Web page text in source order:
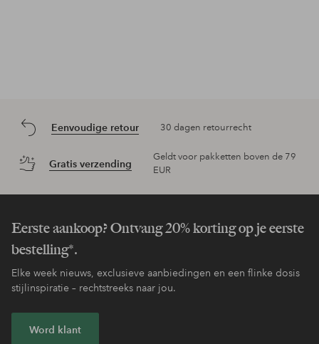
Eenvoudige retour 30 dagen retourrecht
Gratis verzending
Geldt voor pakketten boven de 79
EUR
Eerste aankoop? Ontvang 20% korting op je eerste
bestelling*.
Elke week nieuws, exclusieve aanbiedingen en een flinke dosis
stijlinspiratie – rechtstreeks naar jou.
Word klant